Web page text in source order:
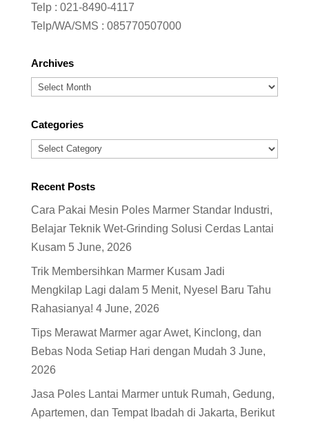
Telp : 021-8490-4117
Telp/WA/SMS : 085770507000
Archives
Archives
Categories
Categories
Recent Posts
Cara Pakai Mesin Poles Marmer Standar Industri,
Belajar Teknik Wet-Grinding Solusi Cerdas Lantai
Kusam 5 June, 2026
Trik Membersihkan Marmer Kusam Jadi
Mengkilap Lagi dalam 5 Menit, Nyesel Baru Tahu
Rahasianya! 4 June, 2026
Tips Merawat Marmer agar Awet, Kinclong, dan
Bebas Noda Setiap Hari dengan Mudah 3 June,
2026
Jasa Poles Lantai Marmer untuk Rumah, Gedung,
Apartemen, dan Tempat Ibadah di Jakarta, Berikut